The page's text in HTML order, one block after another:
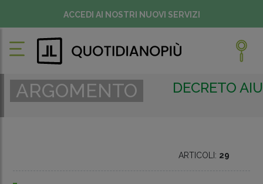
ACCEDI AI NOSTRI NUOVI SERVIZI
ARGOMENTO DECRETO
ARTICOLI: 29